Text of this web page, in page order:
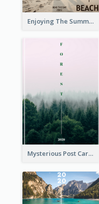
Enjoying The Summer Post Card
Mysterious Post Card Of Forest